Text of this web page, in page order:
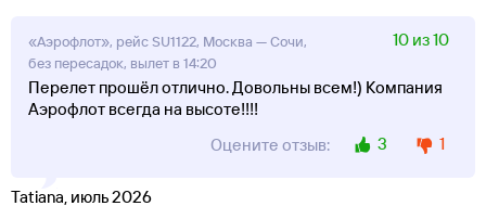
«Аэрофлот», рейс SU1122, Москва — Сочи,
без пересадок, вылет в 14:20
10 из 10
Перелет прошёл отлично. Довольны всем!) Компания
Аэрофлот всегда на высоте!!!!
Оцените отзыв:
3 1
Tatiana, июль 2026